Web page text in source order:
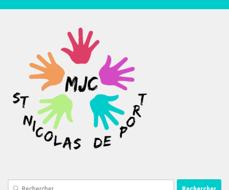
Rechercher :